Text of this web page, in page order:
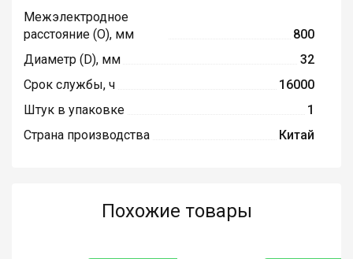
Межэлектродное
расстояние (O), мм
800
Диаметр (D), мм
32
Срок службы, ч
16000
Штук в упаковке
1
Страна производства
Китай
Похожие товары